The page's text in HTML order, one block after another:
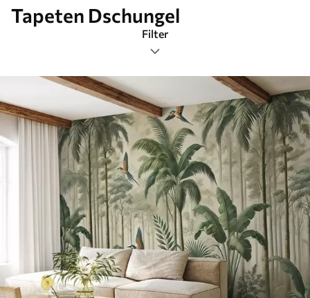
Tapeten Dschungel
Filter
Tags
Bildformat
Farbpalette
Smart
Alle Filter löschen